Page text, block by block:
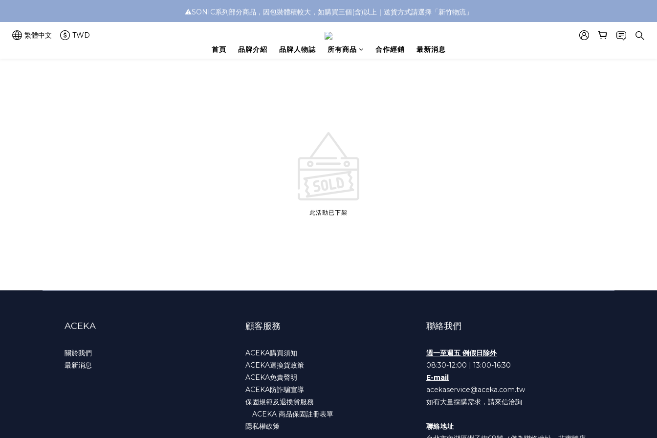
浮水太陽眼鏡🌊 全面升級新上市🎉
⚠️SONIC系列部分商品，因包裝體積較大，如購買三個(含)以上｜送貨方式請選擇「新竹物流」
浮水太陽眼鏡🌊 全面升級新上市🎉
繁體中文
TWD
首頁
品牌介紹 品牌人物誌 所有商品 合作經銷 最新消息
此活動已下架
ACEKA
關於我們
最新消息
顧客服務
ACEKA購買須知
ACEKA退換貨政策
ACEKA免責聲明
ACEKA防詐騙宣導
保固規範及退換貨服務
ACEKA 商品保固註冊表單
隱私權政策
聯絡我們
週一至週五 例假日除外
08:30-12:00 | 13:00-16:30
E-mail
acekaservice@aceka.com.tw
如有大量採購需求，請來信洽詢
聯絡地址